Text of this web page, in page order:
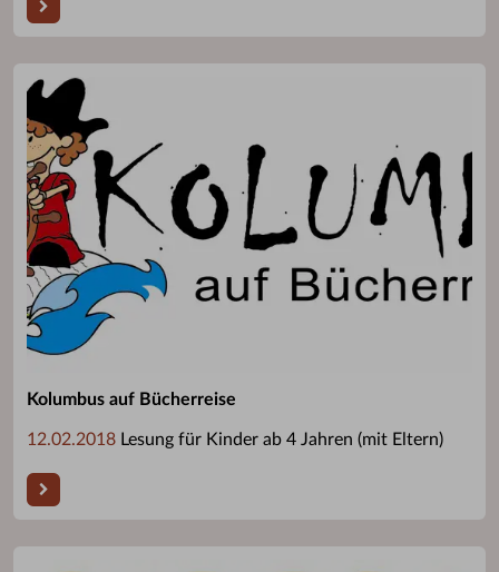
Kolumbus auf Bücherreise
12.02.2018 Lesung für Kinder ab 4 Jahren (mit Eltern)